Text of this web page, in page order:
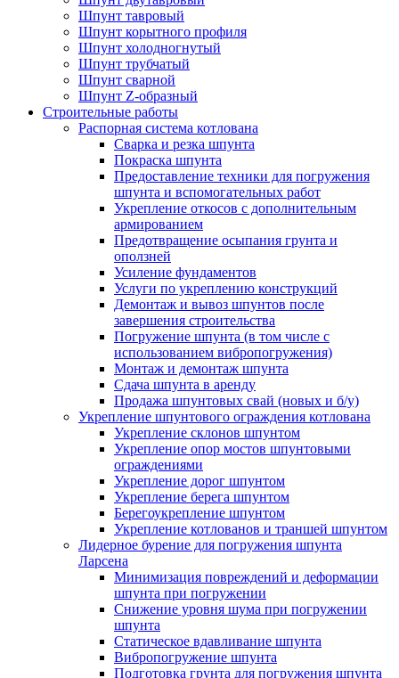
Шпунт тавровый
Шпунт корытного профиля
Шпунт холодногнутый
Шпунт трубчатый
Шпунт сварной
Шпунт Z-образный
Строительные работы
Распорная система котлована
Сварка и резка шпунта
Покраска шпунта
Предоставление техники для погружения
шпунта и вспомогательных работ
Укрепление откосов с дополнительным
армированием
Предотвращение осыпания грунта и
оползней
Усиление фундаментов
Услуги по укреплению конструкций
Демонтаж и вывоз шпунтов после
завершения строительства
Погружение шпунта (в том числе с
использованием вибропогружения)
Монтаж и демонтаж шпунта
Сдача шпунта в аренду
Продажа шпунтовых свай (новых и б/у)
Укрепление шпунтового ограждения котлована
Укрепление склонов шпунтом
Укрепление опор мостов шпунтовыми
ограждениями
Укрепление дорог шпунтом
Укрепление берега шпунтом
Берегоукрепление шпунтом
Укрепление котлованов и траншей шпунтом
Лидерное бурение для погружения шпунта
Ларсена
Минимизация повреждений и деформации
шпунта при погружении
Снижение уровня шума при погружении
шпунта
Статическое вдавливание шпунта
Вибропогружение шпунта
Подготовка грунта для погружения шпунта